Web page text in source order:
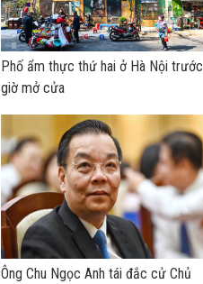
Phố ẩm thực thứ hai ở Hà Nội trước
giờ mở cửa
Ông Chu Ngọc Anh tái đắc cử Chủ